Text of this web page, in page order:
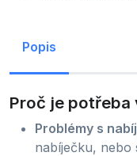
Popis
Proč je potřeba
Problémy s
nabíječku, nebo